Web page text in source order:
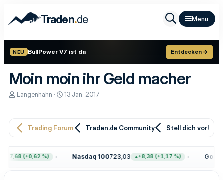
Traden.de
NEU BullPower V7 ist da Entdecken →
Moin moin ihr Geld macher
E
e
r
Langenhahn
E
e
m
13 Jan. 2017
Trading Forum Traden.de Community Stell dich vor!
(+0,62 %) Nasdaq 100723,03 +8,38 (+1,17 %) Gold